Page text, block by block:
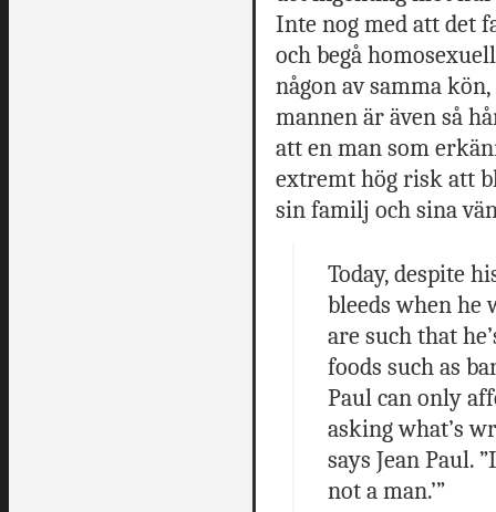
Inte nog med att det
och begå
någon av samma
mannen är även så
att en man som
extremt hög risk att
sin familj och sina
Today, despite
bleeds when he
are such that
foods such as
Paul can only
asking what’s
says Jean Paul.
not a man.’”